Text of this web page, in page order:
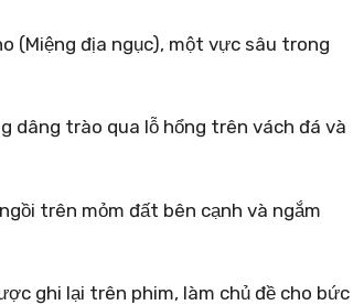
(Miệng địa ngục), một vực sâu trong
dâng trào qua lỗ hổng trên vách đá và
trên mỏm đất bên cạnh và ngắm
ghi lại trên phim, làm chủ đề cho bức